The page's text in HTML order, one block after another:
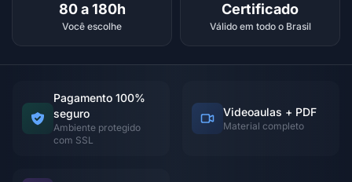
80 a 180h
Você escolhe
Certificado
Válido em todo o Brasil
Pagamento 100%
seguro
Ambiente protegido
com SSL
Videoaulas + PDF
Material completo